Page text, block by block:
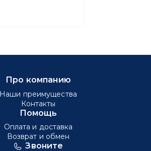
Звоните
Про компанию
Наши преимущества
Контакты
Помощь
Оплата и доставка
Возврат и обмен